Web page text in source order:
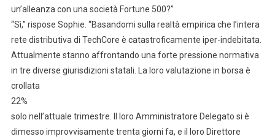
un’alleanza con una società Fortune 500?”
“Sì,” rispose Sophie. “Basandomi sulla realtà empirica che l’intera
rete distributiva di TechCore è catastroficamente iper-indebitata.
Attualmente stanno affrontando una forte pressione normativa
in tre diverse giurisdizioni statali. La loro valutazione in borsa è
crollata
22%
solo nell’attuale trimestre. Il loro Amministratore Delegato si è
dimesso improvvisamente trenta giorni fa, e il loro Direttore